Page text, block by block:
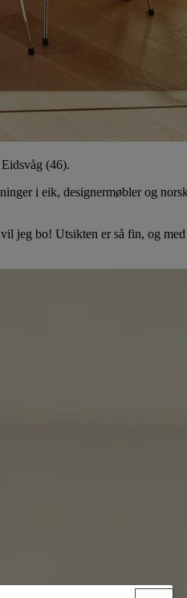
(46).
i eik, designermøbler og
jeg bo! Utsikten er så fin, og